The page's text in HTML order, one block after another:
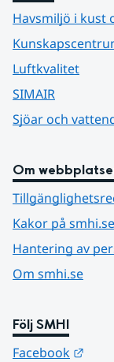
Havsmiljö i kust
Luftkvalitet
SIMAIR
Sjöar och
Om
Kakor på smhi.se
Hantering av
Om smhi.se
Följ SMHI
Facebook